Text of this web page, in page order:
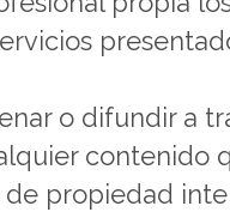
o difundir a
contenido
de propiedad